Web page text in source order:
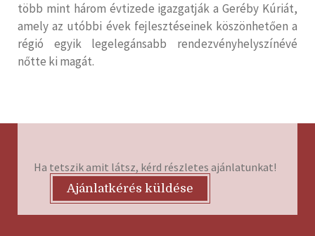
több mint három évtizede igazgatják a Geréby Kúriát,
amely az utóbbi évek fejlesztéseinek köszönhetően a
régió egyik legelegánsabb rendezvényhelyszínévé
nőtte ki magát.
Ha tetszik amit látsz, kérd részletes ajánlatunkat!
Ajánlatkérés küldése